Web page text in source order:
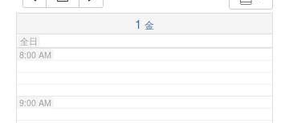
1 金
全日
7:00 AM
8:00 AM
9:00 AM